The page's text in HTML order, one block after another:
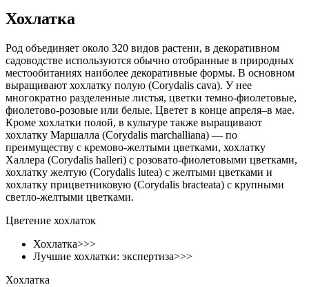
Хохлатка
Род объединяет около 320 видов растени, в декоративном
садоводстве используются обычно отобранные в природных
местообитаниях наиболее декоративные формы. В основном
выращивают хохлатку полую (Corydalis cava). У нее
многократно разделенные листья, цветки темно-фиолетовые,
фиолетово-розовые или белые. Цветет в конце апреля–в мае.
Кроме хохлатки полой, в культуре также выращивают
хохлатку Маршалла (Corydalis marchalliana) — по
преимуществу с кремово-желтыми цветками, хохлатку
Халлера (Corydalis halleri) с розовато-фиолетовыми цветками,
хохлатку желтую (Corydalis lutea) с желтыми цветками и
хохлатку прицветниковую (Corydalis bracteata) с крупными
светло-желтыми цветками.
Цветение хохлаток
Хохлатка>>>
Лучшие хохлатки: экспертиза>>>
Хохлатка